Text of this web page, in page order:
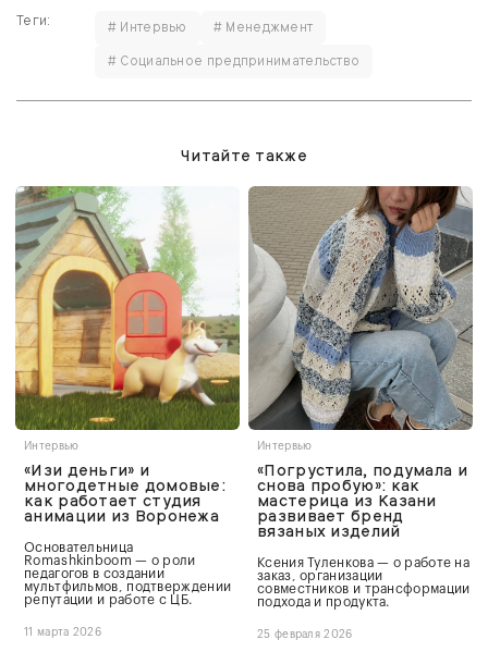
Теги: # Интервью
# Менеджмент
# Социальное предпринимательство
Читайте также
Интервью
«Изи деньги» и
многодетные домовые:
как работает студия
анимации из Воронежа
Основательница
Romashkinboom — о роли
педагогов в создании
мультфильмов, подтверждении
репутации и работе с ЦБ.
11 марта 2026
Интервью
«Погрустила, подумала и
снова пробую»: как
мастерица из Казани
развивает бренд
вязаных изделий
Ксения Туленкова — о работе на
заказ, организации
совместников и трансформации
подхода и продукта.
25 февраля 2026